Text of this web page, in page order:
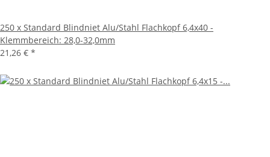
250 x Standard Blindniet Alu/Stahl Flachkopf 6,4x40 -
Klemmbereich: 28,0-32,0mm
21,26 € *